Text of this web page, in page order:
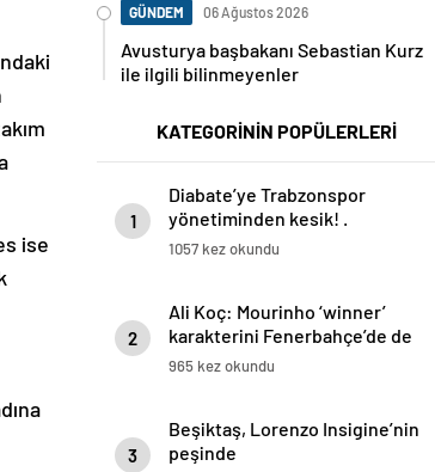
ise
GÜNDEM 06 Ağustos 2026
Avusturya başbakanı Sebastian Kurz
ile ilgili bilinmeyenler
KATEGORİNİN POPÜLERLERİ
1
Diabate’ye Trabzonspor
yönetiminden kesik! .
1057 kez okundu
2
Ali Koç: Mourinho ‘winner’
karakterini Fenerbahçe’de de
uygulayacağını söyledi
965 kez okundu
3
Beşiktaş, Lorenzo Insigine’nin
peşinde